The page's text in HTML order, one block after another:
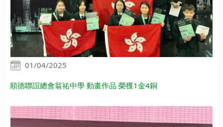
01/04/2025
順德聯誼總會翁祐中學 動畫作品 榮獲1金4銅